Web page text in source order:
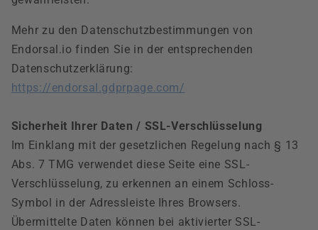
Mehr zu den Datenschutzbestimmungen von
Endorsal.io finden Sie in der entsprechenden
Datenschutzerklärung:
https://endorsal.gdprpage.com/
Sicherheit Ihrer Daten / SSL-Verschlüsselung
Im Einklang mit der gesetzlichen Regelung nach § 13
Abs. 7 TMG verwendet diese Seite eine SSL-
Verschlüsselung, zu erkennen an einem Schloss-
Symbol in der Adressleiste Ihres Browsers.
Übermittelte Daten können bei aktivierter SSL-